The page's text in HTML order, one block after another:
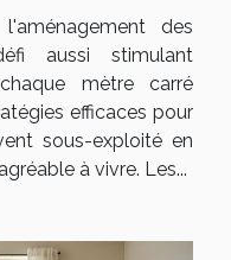
des
aussi stimulant
mètre carré
efficaces pour
sous-exploité en
à vivre. Les...